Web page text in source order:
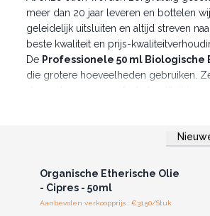
meer dan 20 jaar leveren en bottelen
geleidelijk uitsluiten en altijd streven
beste kwaliteit en prijs-
De Professionele 50 ml Biologische
die grotere hoeveelheden gebruiken.
druppelcaps om perfecte kwaliteit te
Bestel vandaag nog deze 50 ml
Organische Etherische Olie
- Cipres - 50ml
Aanbevolen verkoopprijs : €31.50/Stuk